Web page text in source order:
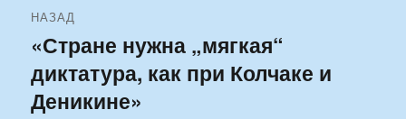
по
записям
НАЗАД
Предыдущая
запись:
«Стране нужна „мягкая“
диктатура, как при Колчаке и
Деникине»